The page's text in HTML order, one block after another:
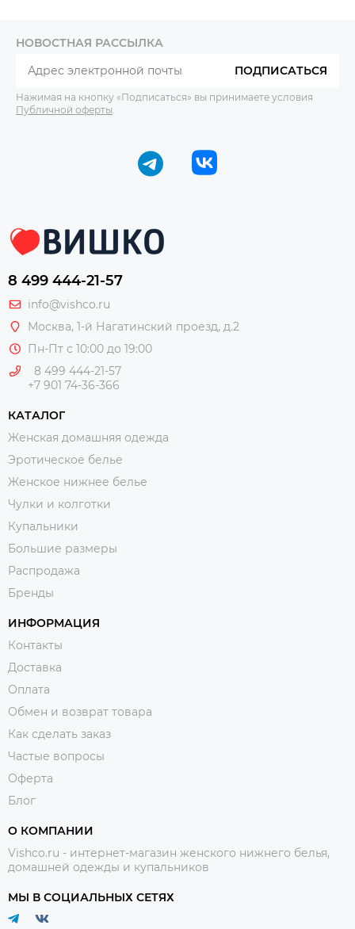
НОВОСТНАЯ РАССЫЛКА
ПОДПИСАТЬСЯ
Нажимая на кнопку «Подписаться» вы принимаете условия
Публичной оферты
8 499 444-21-57
info@vishco.ru
Москва, 1-й Нагатинский проезд, д.2
Пн-Пт с 10:00 до 19:00
8 499 444-21-57
+7 901 74-36-366
КАТАЛОГ
Женская домашняя одежда
Эротическое белье
Женское нижнее белье
Чулки и колготки
Купальники
Большие размеры
Распродажа
Бренды
ИНФОРМАЦИЯ
Контакты
Доставка
Оплата
Обмен и возврат товара
Как сделать заказ
Частые вопросы
Оферта
Блог
О КОМПАНИИ
Vishco.ru - интернет-магазин женского нижнего белья,
домашней одежды и купальников
МЫ В СОЦИАЛЬНЫХ СЕТЯХ